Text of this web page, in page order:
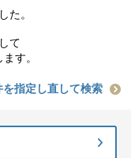
た。
て
す。
を指定し直して検索